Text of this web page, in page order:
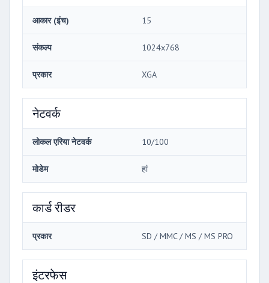
आकार (इंच) 15
संकल्प 1024x768
प्रकार XGA
नेटवर्क
लोकल एरिया नेटवर्क 10/100
मोडेम हां
कार्ड रीडर
प्रकार SD / MMC / MS / MS PRO
इंटरफेस